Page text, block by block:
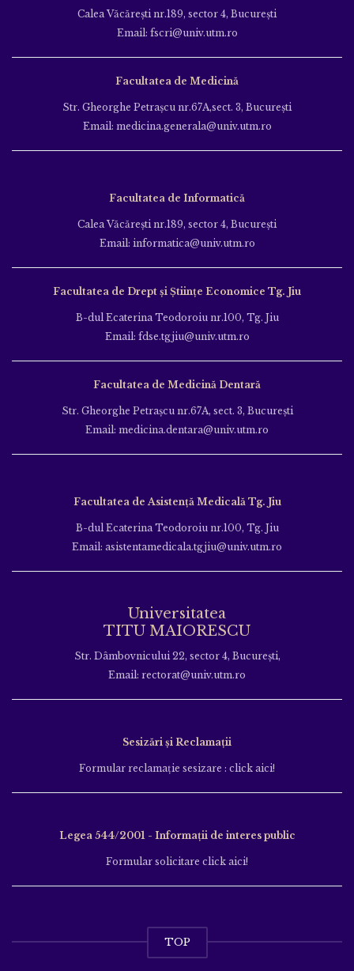
Calea Văcăreşti nr.189, sector 4, Bucureşti
Email: fscri@univ.utm.ro
Facultatea de Medicină
Str. Gheorghe Petraşcu nr.67A,sect. 3, Bucureşti
Email: medicina.generala@univ.utm.ro
Facultatea de Informatică
Calea Văcăreşti nr.189, sector 4, Bucureşti
Email: informatica@univ.utm.ro
Facultatea de Drept și Științe Economice Tg. Jiu
B-dul Ecaterina Teodoroiu nr.100, Tg. Jiu
Email: fdse.tgjiu@univ.utm.ro
Facultatea de Medicină Dentară
Str. Gheorghe Petraşcu nr.67A, sect. 3, Bucureşti
Email: medicina.dentara@univ.utm.ro
Facultatea de Asistență Medicală Tg. Jiu
B-dul Ecaterina Teodoroiu nr.100, Tg. Jiu
Email: asistentamedicala.tgjiu@univ.utm.ro
Universitatea
TITU MAIORESCU
Str. Dâmbovnicului 22, sector 4, București,
Email: rectorat@univ.utm.ro
Sesizări și Reclamații
Formular reclamație sesizare : click aici!
Legea 544/2001 - Informații de interes public
Formular solicitare click aici!
TOP